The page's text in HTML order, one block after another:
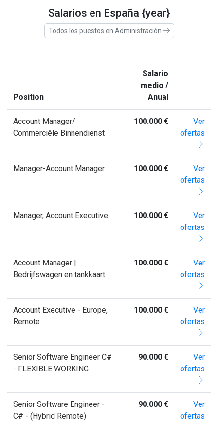
Salarios en España {year}
Todos los puestos en Administración
Position
Salario
medio /
Anual
Account Manager/
Commerciêle Binnendienst
100.000 €
Ver
ofertas
Manager-Account Manager 100.000 €
Ver
ofertas
Manager, Account Executive 100.000 €
Ver
ofertas
Account Manager |
Bedrijfswagen en tankkaart
100.000 €
Ver
ofertas
Account Executive - Europe,
Remote
100.000 €
Ver
ofertas
Senior Software Engineer C#
- FLEXIBLE WORKING
90.000 €
Ver
ofertas
Senior Software Engineer -
C# - (Hybrid Remote)
90.000 €
Ver
ofertas